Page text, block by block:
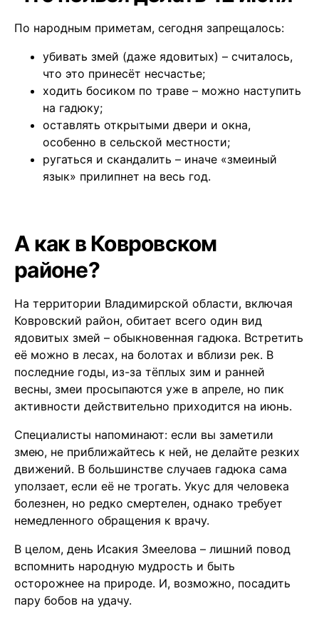
По народным приметам, сегодня запрещалось:
убивать змей (даже ядовитых) – считалось,
что это принесёт несчастье;
ходить босиком по траве – можно наступить
на гадюку;
оставлять открытыми двери и окна,
особенно в сельской местности;
ругаться и скандалить – иначе «змеиный
язык» прилипнет на весь год.
А как в Ковровском
районе?
На территории Владимирской области, включая
Ковровский район, обитает всего один вид
ядовитых змей – обыкновенная гадюка. Встретить
её можно в лесах, на болотах и вблизи рек. В
последние годы, из-за тёплых зим и ранней
весны, змеи просыпаются уже в апреле, но пик
активности действительно приходится на июнь.
Специалисты напоминают: если вы заметили
змею, не приближайтесь к ней, не делайте резких
движений. В большинстве случаев гадюка сама
уползает, если её не трогать. Укус для человека
болезнен, но редко смертелен, однако требует
немедленного обращения к врачу.
В целом, день Исакия Змеелова – лишний повод
вспомнить народную мудрость и быть
осторожнее на природе. И, возможно, посадить
пару бобов на удачу.